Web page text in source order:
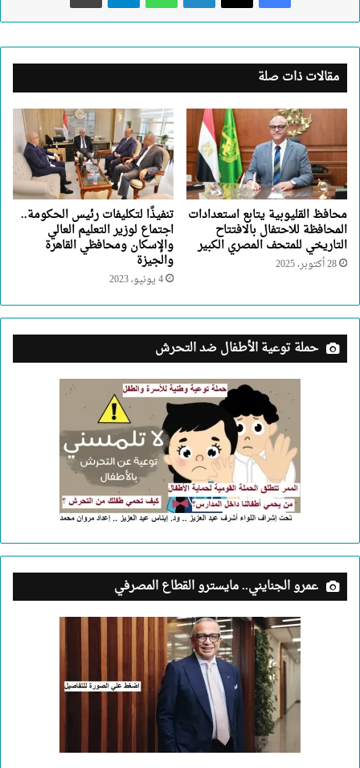
مقالات ذات صلة
محافظ القليوبية يتابع استعدادات
المحافظة للاحتفال بالافتتاح
التاريخي للمتحف المصري الكبير
28 أكتوبر، 2025
تنفيذًا لتكليفات رئيس الحكومة..
اجتماع لوزير التعليم العالي
والإسكان ومحافظي القاهرة
والجيزة
4 يونيو، 2023
حملة توعية الأطفال ضد التحرش
عمرو الجنايني.. مايسترو القطاع المصرفي